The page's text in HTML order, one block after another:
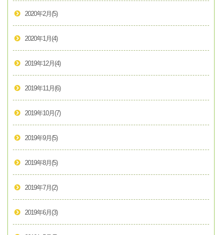
2020年2月 (5)
2020年1月 (4)
2019年12月 (4)
2019年11月 (6)
2019年10月 (7)
2019年9月 (5)
2019年8月 (5)
2019年7月 (2)
2019年6月 (3)